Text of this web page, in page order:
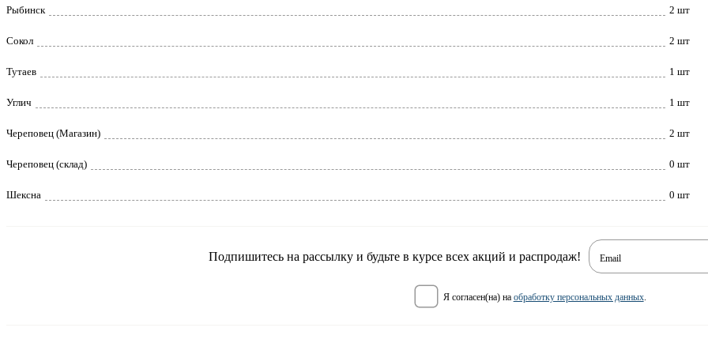
Рыбинск 2 шт
Сокол 2 шт
Тутаев 1 шт
Углич 1 шт
Череповец (Магазин) 2 шт
Череповец (склад) 0 шт
Шексна 0 шт
Подпишитесь на рассылку и будьте в курсе всех акций и распродаж! Email
я согласен(на) на обработку персональных данных.